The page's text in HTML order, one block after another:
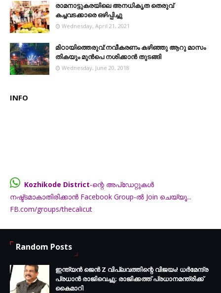
രാമനാട്ടുകരയിലെ അനധികൃത തെരുവ്
കച്ചവടക്കാരെ ഒഴിപ്പിച്ചു
Wednesday, April 21, 2021
മിഠായിത്തെരുവ്:നവീകരണം കഴിഞ്ഞു ആറു മാസം
തികയും മുൻപെ നശിക്കാൻ തുടങ്ങി
Wednesday, June 20, 2018
INFO
-ന്റെ അപ്ഡേറ്റുകൾ
നഷ്ട്ടമാകാതിരിക്കാൻ Facebook Group-ൽ Join ചെയ്യൂ...
FB.com/groups/thecalicut
Random Posts
ഇന്ത്യൻ ജെൻ Z വിപ്ലവത്തിന്റെ വിജയം! ധർമേന്ദ്ര
പ്രധാൻ രാജിവെച്ചു; രാജിക്കത്ത് പ്രധാനമന്ത്രിക്ക്
കൈമാറി